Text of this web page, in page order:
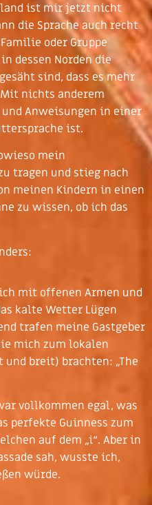
ist mir jetzt nicht
die Sprache auch recht
oder Gruppe
dessen Norden die
sind, dass es mehr
nichts anderem
Anweisungen in einer
ist.
mein
tragen und stieg nach
meinen Kindern in einen
zu wissen, ob ich das
mit offenen Armen und
kalte Wetter Lügen
trafen meine Gastgeber
mich zum lokalen
breit) brachten: „The
vollkommen egal, was
perfekte Guinness zum
auf dem „i“. Aber in
sah, wusste ich,
würde.